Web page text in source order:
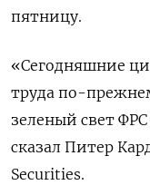
пятницу.
«Сегодняшние
труда по-
зеленый свет
сказал Питер
Securities.